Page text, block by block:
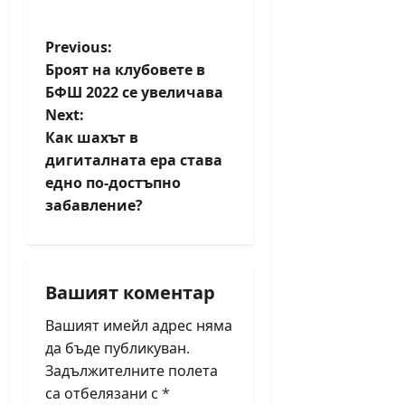
P
o
s
t
n
v
i
g
a
Previous:
Броят на клубовете в
БФШ 2022 се увеличава
Next:
Как шахът в
дигиталната ера става
едно по-достъпно
забавление?
Вашият коментар
Вашият имейл адрес няма
да бъде публикуван.
Задължителните полета
са отбелязани с *